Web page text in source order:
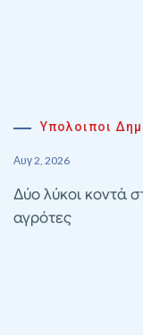
Υπολοιποι
Αυγ 2, 2026
Δύο λύκοι κοντά
αγρότες